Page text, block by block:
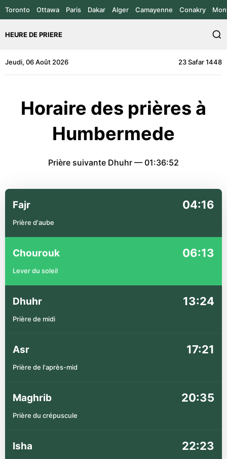
Toronto Ottawa Paris Dakar Alger Camayenne Conakry
HEURE DE PRIERE
Jeudi, 06 Août 2026 23 Safar 1448
Horaire des prières à
Humbermede
Prière suivante Dhuhr — 01:36:52
Fajr 04:16
Prière d'aube
Chourouk 06:13
Lever du soleil
Dhuhr 13:24
Prière de midi
Asr 17:21
Prière de l'après-mid
Maghrib 20:35
Prière du crépuscule
Isha 22:23